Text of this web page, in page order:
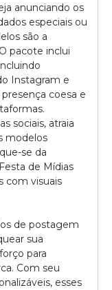
anunciando os
especiais ou
são a
pacote inclui
Instagram e
coesa e
sociais, atraia
modelos
se da
de Mídias
com visuais
de postagem
sua
para
Com seu
esses